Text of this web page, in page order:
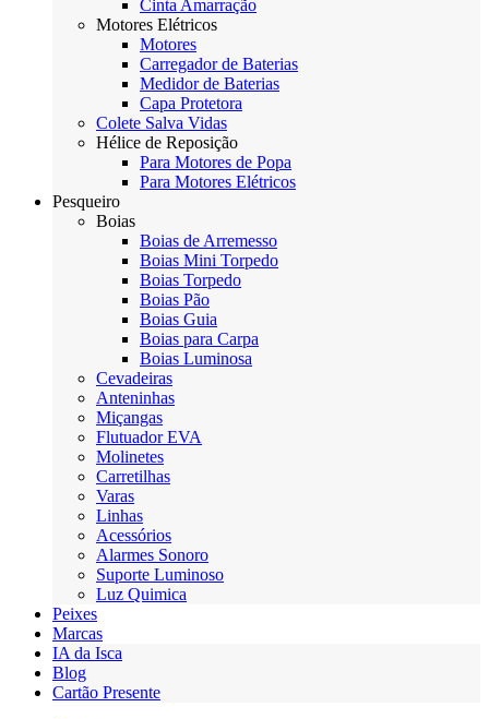
Cinta Amarração
Motores Elétricos
Motores
Carregador de Baterias
Medidor de Baterias
Capa Protetora
Colete Salva Vidas
Hélice de Reposição
Para Motores de Popa
Para Motores Elétricos
Pesqueiro
Boias
Boias de Arremesso
Boias Mini Torpedo
Boias Torpedo
Boias Pão
Boias Guia
Boias para Carpa
Boias Luminosa
Cevadeiras
Anteninhas
Miçangas
Flutuador EVA
Molinetes
Carretilhas
Varas
Linhas
Acessórios
Alarmes Sonoro
Suporte Luminoso
Luz Quimica
Peixes
Marcas
IA da Isca
Blog
Cartão Presente